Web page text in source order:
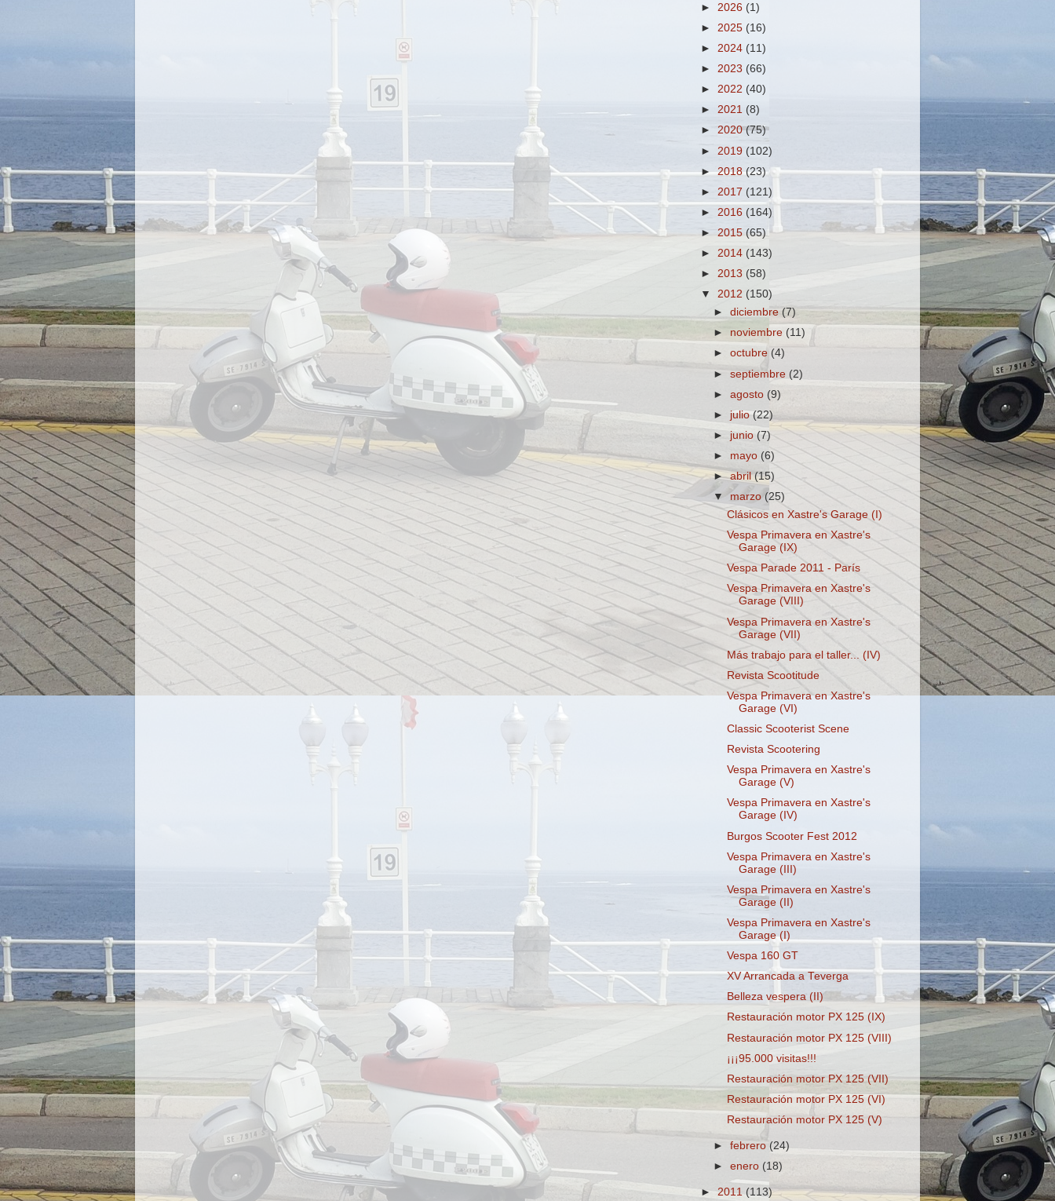
► 2026 (1)
► 2025 (16)
► 2024 (11)
► 2023 (66)
► 2022 (40)
► 2021 (8)
► 2020(75)
► 2019 (102)
►2018(23)
► 2017 (121)
► 2016 (164)
► 2015 (65)
► 2014 (143)
► 2013 (58)
▼ 2012 (150)
►diciembre(7)
► noviembre (11)
►octubre(4)
►septiembre (2)
►agosto (9)
►julio(22)
► junio(7)
► mayo(6)
►abril(15)
▼marzo(25)
Clásicos en Xastre's Garage (I)
Vespa Primavera en Xastre's
Garage (IX)
Vespa Parade 2011 - París
Vespa Primavera en Xastre's
Garage (VIII)
Vespa Primavera en Xastre's
Garage (VII)
Más trabajo para el taller... (IV)
Revista Scootitude
Vespa Primavera en Xastre's
Garage (VI)
Classic Scooterist Scene
Revista Scootering
Vespa Primavera en Xastre's
Garage (V)
Vespa Primavera en Xastre's
Garage (IV)
Burgos Scooter Fest 2012
Vespa Primavera en Xastre's
Garage (III)
Vespa Primavera en Xastre's
Garage (II)
Vespa Primavera en Xastre's
Garage (I)
Vespa 160 GT
XV Arrancada a Teverga
Belleza vespera (II)
Restauración motor PX 125 (IX)
Restauración motor PX 125 (VIII)
¡¡¡95.000 visitas!!!
Restauración motor PX 125 (VII)
Restauración motor PX 125 (VI)
Restauración motor PX 125 (V)
►febrero(24)
►enero (18)
►2011 (113)